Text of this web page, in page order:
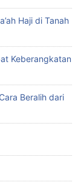
Haji di Tanah
Keberangkatan
Beralih dari